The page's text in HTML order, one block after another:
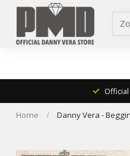
Home / Danny Vera -